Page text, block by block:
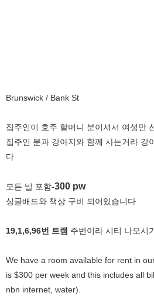
Brunswick / Bank St
집주인이 호주 할머니 분이셔서 여성만
집주인 분과 강아지와 함께 사는거라 강
다
모든 빌 포함-300 pw
싱글배드와 책상 구비 되어있습니다
19,1,6,96번 트램 주변이라 시티 나오시
We have a room available for rent in
is $300 per week and this includes all
nbn internet, water).